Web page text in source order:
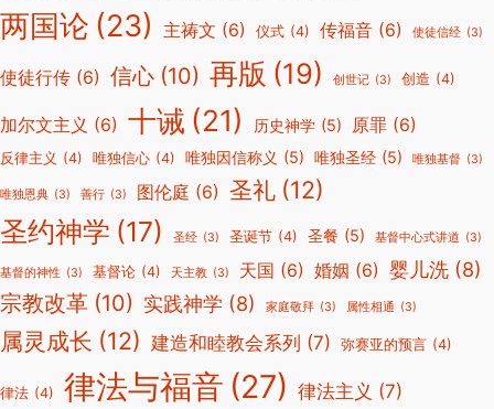
两国论 (23) 主祷文 (6) 仪式 (4) 传福音 (6) 使徒信经 (3)
使徒行传 (6) 信心 (10) 再版 (19) 创世记 (3) 创造 (4)
加尔文主义 (6) 十诫 (21) 历史神学 (5) 原罪 (6)
反律主义 (4) 唯独信心 (4) 唯独因信称义 (5) 唯独圣经 (5) 唯独基督 (3)
唯独恩典 (3) 善行 (3) 图伦庭 (6) 圣礼 (12)
圣约神学 (17) 圣经 (3) 圣诞节 (4) 圣餐 (5) 基督中心式讲道 (3)
基督的神性 (3) 基督论 (4) 天主教 (3) 天国 (6) 婚姻 (6) 婴儿洗 (8)
宗教改革 (10) 实践神学 (8) 家庭敬拜 (3) 属性相通 (3)
属灵成长 (12) 建造和睦教会系列 (7) 弥赛亚的预言 (4)
律法 (4) 律法与福音 (27) 律法主义 (7)